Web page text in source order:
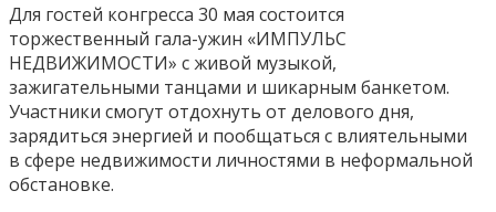
Для гостей конгресса 30 мая состоится
торжественный гала-ужин «ИМПУЛЬС
НЕДВИЖИМОСТИ» с живой музыкой,
зажигательными танцами и шикарным банкетом.
Участники смогут отдохнуть от делового дня,
зарядиться энергией и пообщаться с влиятельными
в сфере недвижимости личностями в неформальной
обстановке.